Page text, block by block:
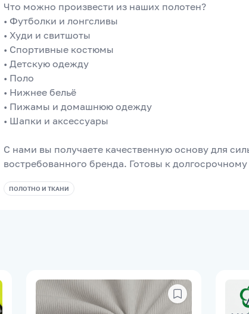
Что можно произвести из наших полотен?
• Футболки и лонгсливы
• Худи и свитшоты
• Спортивные костюмы
• Детскую одежду
• Поло
• Нижнее бельё
• Пижамы и домашнюю одежду
• Шапки и аксессуары
С нами вы получаете качественную основу для
востребованного бренда. Готовы к
ПОЛОТНО И ТКАНИ